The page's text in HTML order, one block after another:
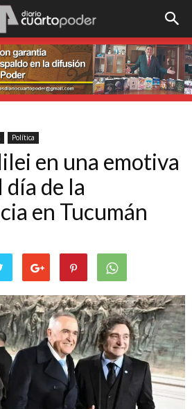
Política
en una emotiva
de la
en Tucumán